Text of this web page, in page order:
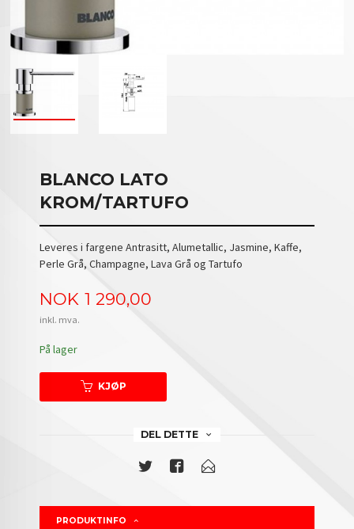
BLANCO LATO
KROM/TARTUFO
Leveres i fargene Antrasitt, Alumetallic, Jasmine, Kaffe,
Perle Grå, Champagne, Lava Grå og Tartufo
Pris
NOK 1 290,00
inkl. mva.
På lager
KJØP
DEL DETTE
PRODUKTINFO